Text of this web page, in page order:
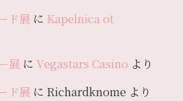
ド展 に Kapelnica ot
展 に Vegastars Casino より
ド展 に Richardknome より